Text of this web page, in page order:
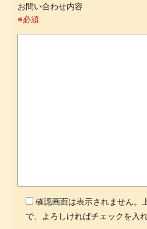
お問い合わせ内容
※必須
確認画面は表示されません。
で、よろしければチェックを入